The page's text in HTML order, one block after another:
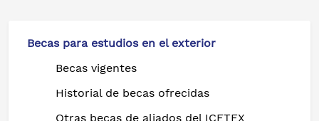
Becas para estudios en el exterior
Becas vigentes
Historial de becas ofrecidas
Otras becas de aliados del ICETEX